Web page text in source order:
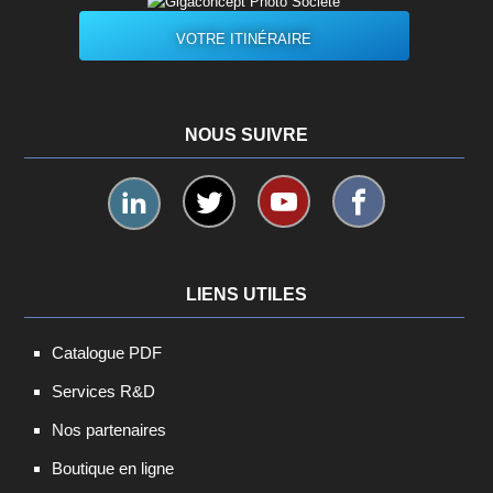
VOTRE ITINÉRAIRE
NOUS SUIVRE
LIENS UTILES
Catalogue PDF
Services R&D
Nos partenaires
Boutique en ligne